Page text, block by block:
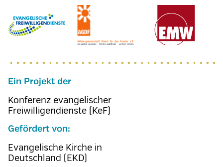
Ein Projekt der
Konferenz evangelischer
Freiwilligendienste (KeF)
Gefördert von:
Evangelische Kirche in
Deutschland (EKD)